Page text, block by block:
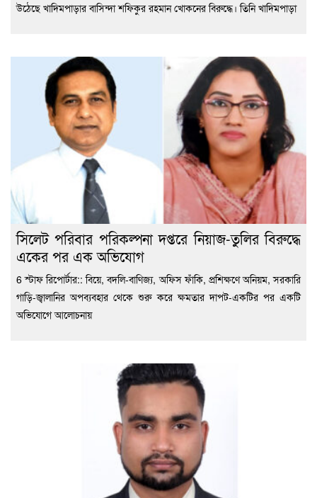
উঠেছে খাদিমপাড়ার বাসিন্দা শফিকুর রহমান খোকনের বিরুদ্ধে। তিনি খাদিমপাড়া
সিলেট পরিবার পরিকল্পনা দপ্তরে নিয়াজ-তুলির বিরুদ্ধে
একের পর এক অভিযোগ
6 স্টাফ রিপোর্টার:: বিয়ে, বদলি-বাণিজ্য, অফিস ফাঁকি, প্রশিক্ষণে অনিয়ম, সরকারি
গাড়ি-জ্বালানির অপব্যবহার থেকে শুরু করে ক্ষমতার দাপট-একটির পর একটি
অভিযোগে আলোচনায়